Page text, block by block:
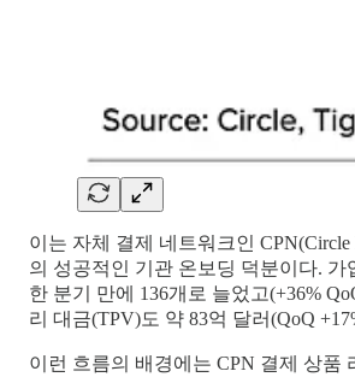
이는 자체 결제 네트워크인 CPN(Circle
의 성공적인 기관 온보딩 덕분이다. 가
한 분기 만에 136개로 늘었고(+36%
리 대금(TPV)도 약 83억 달러(QoQ
이런 흐름의 배경에는 CPN 결제 상품